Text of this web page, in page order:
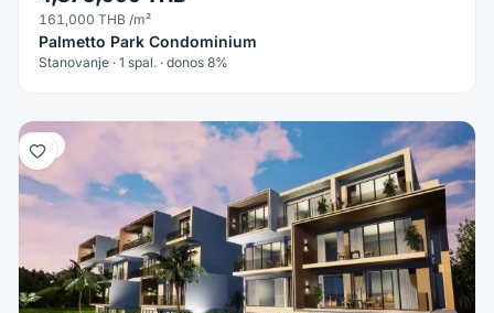
161,000 THB /m²
Palmetto Park Condominium
Stanovanje · 1 spal. · donos 8%
Vila